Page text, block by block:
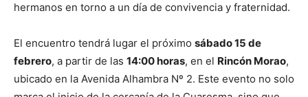
hermanos en torno a un día de convivencia y fraternidad.
El encuentro tendrá lugar el próximo sábado 15 de
febrero, a partir de las 14:00 horas, en el Rincón Morao,
ubicado en la Avenida Alhambra Nº 2. Este evento no solo